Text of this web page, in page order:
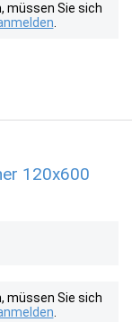
müssen Sie sich
120x600
müssen Sie sich